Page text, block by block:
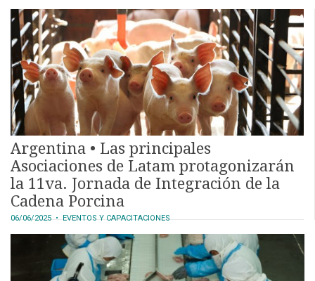
Argentina • Las principales
Asociaciones de Latam protagonizarán
la 11va. Jornada de Integración de la
Cadena Porcina
06/06/2025 • EVENTOS Y CAPACITACIONES